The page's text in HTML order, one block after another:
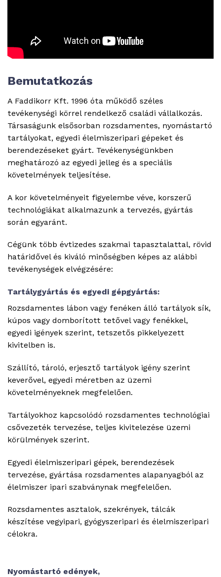
Bemutatkozás
A Faddikorr Kft. 1996 óta működő széles
tevékenységi körrel rendelkező családi vállalkozás.
Társaságunk elsősorban rozsdamentes, nyomástartó
tartályokat, egyedi élelmiszeripari gépeket és
berendezéseket gyárt. Tevékenységünkben
meghatározó az egyedi jelleg és a speciális
követelmények teljesítése.
A kor követelményeit figyelembe véve, korszerű
technológiákat alkalmazunk a tervezés, gyártás
során egyaránt.
Cégünk több évtizedes szakmai tapasztalattal, rövid
határidővel és kiváló minőségben képes az alábbi
tevékenységek elvégzésére:
Tartálygyártás és egyedi gépgyártás:
Rozsdamentes lábon vagy fenéken álló tartályok sík,
kúpos vagy domborított tetővel vagy fenékkel,
egyedi igények szerint, tetszetős pikkelyezett
kivitelben is.
Szállító, tároló, erjesztő tartályok igény szerint
keverővel, egyedi méretben az üzemi
követelményeknek megfelelően.
Tartályokhoz kapcsolódó rozsdamentes technológiai
csővezeték tervezése, teljes kivitelezése üzemi
körülmények szerint.
Egyedi élelmiszeripari gépek, berendezések
tervezése, gyártása rozsdamentes alapanyagból az
élelmiszer ipari szabványnak megfelelően.
Rozsdamentes asztalok, szekrények, tálcák
készítése vegyipari, gyógyszeripari és élelmiszeripari
célokra.
Nyomástartó edények,